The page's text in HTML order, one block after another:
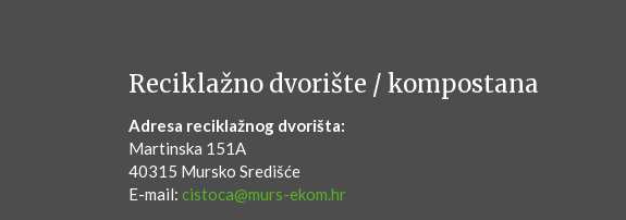
Reciklažno dvorište / kompostana
Adresa reciklažnog dvorišta:
Martinska 151A
40315 Mursko Središće
E-mail: cistoca@murs-ekom.hr